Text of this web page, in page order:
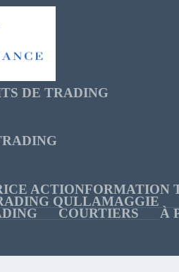
DE TRADING
ACTIONFORMATION
QULLAMAGGIE
COURTIERS À